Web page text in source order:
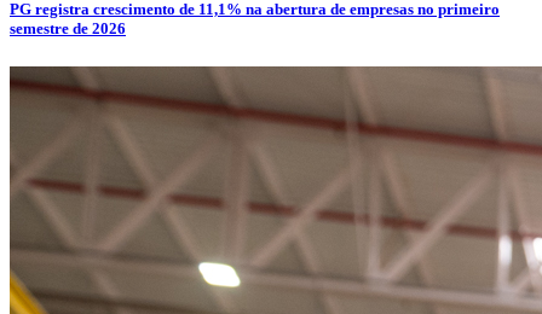
PG registra crescimento de 11,1% na abertura de empresas no primeiro
semestre de 2026